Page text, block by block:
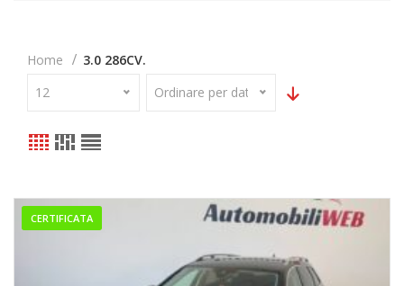
Home
3.0 286CV.
12
Ordinare per data
CERTIFICATA